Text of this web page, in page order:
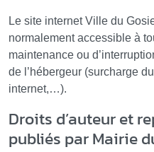
Le site internet Ville du
normalement accessible à
maintenance ou
de l’hébergeur (surcharge
internet,…).
Droits d’auteur et
publiés par Mairie